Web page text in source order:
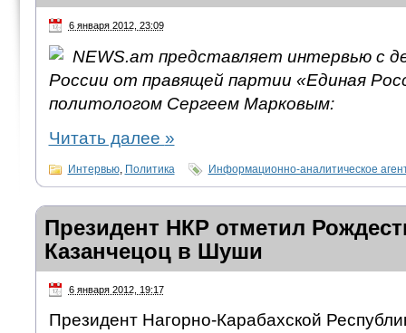
6 января 2012, 23:09
NEWS.am представляет интервью с
России от правящей партии «Единая
политологом Сергеем Марковым:
Читать далее »
Интервью, Политика Информационно-аналитическое
Президент НКР отметил
Казанчецоц в Шуши
6 января 2012, 19:17
Президент Нагорно-Карабахской